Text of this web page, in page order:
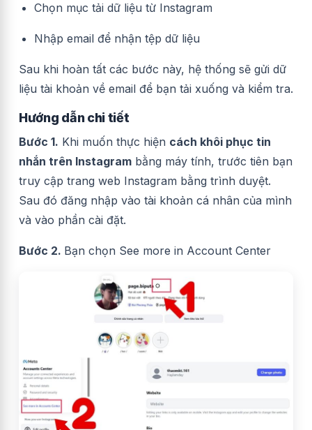
Chọn mục tải dữ liệu từ Instagram
Nhập email để nhận tệp dữ liệu
Sau khi hoàn tất các bước này, hệ thống sẽ gửi dữ
liệu tài khoản về email để bạn tải xuống và kiểm tra.
Hướng dẫn chi tiết
Bước 1. Khi muốn thực hiện cách khôi phục tin
nhắn trên Instagram bằng máy tính, trước tiên bạn
truy cập trang web Instagram bằng trình duyệt.
Sau đó đăng nhập vào tài khoản cá nhân của mình
và vào phần cài đặt.
Bước 2. Bạn chọn See more in Account Center